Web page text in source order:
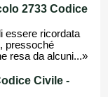
2733 Codice
essere ricordata
pressoché
resa da alcuni...»
Civile -